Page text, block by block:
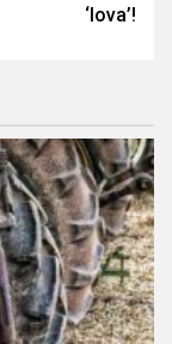
‘lova’!